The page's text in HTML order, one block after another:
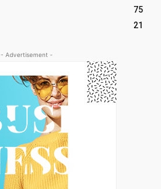
75
21
- Advertisement -